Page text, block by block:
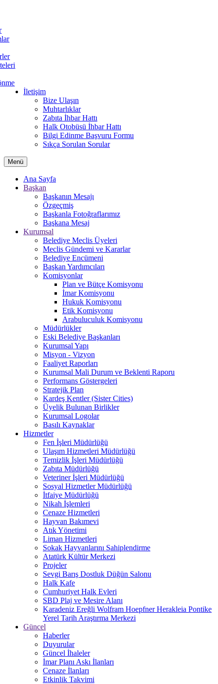
İletişim
Bize Ulaşın
Muhtarlıklar
Zabıta İhbar Hattı
Halk Otobüsü İhbar Hattı
Bilgi Edinme Başvuru Formu
Sıkça Sorulan Sorular
Menü
Ana Sayfa
Başkan
Başkanın Mesajı
Özgeçmiş
Başkanla Fotoğraflarımız
Başkana Mesaj
Kurumsal
Belediye Meclis Üyeleri
Meclis Gündemi ve Kararlar
Belediye Encümeni
Başkan Yardımcıları
Komisyonlar
Plan ve Bütçe Komisyonu
İmar Komisyonu
Hukuk Komisyonu
Etik Komisyonu
Arabuluculuk Komisyonu
Müdürlükler
Eski Belediye Başkanları
Kurumsal Yapı
Misyon - Vizyon
Faaliyet Raporları
Kurumsal Mali Durum ve Beklenti Raporu
Performans Göstergeleri
Stratejik Plan
Kardeş Kentler (Sister Cities)
Üyelik Bulunan Birlikler
Kurumsal Logolar
Basılı Kaynaklar
Hizmetler
Fen İşleri Müdürlüğü
Ulaşım Hizmetleri Müdürlüğü
Temizlik İşleri Müdürlüğü
Zabıta Müdürlüğü
Veteriner İşleri Müdürlüğü
Sosyal Hizmetler Müdürlüğü
İtfaiye Müdürlüğü
Nikah İşlemleri
Cenaze Hizmetleri
Hayvan Bakımevi
Atık Yönetimi
Liman Hizmetleri
Sokak Hayvanlarını Sahiplendirme
Atatürk Kültür Merkezi
Projeler
Sevgi Barış Dostluk Düğün Salonu
Halk Kafe
Cumhuriyet Halk Evleri
SBD Plaj ve Mesire Alanı
Karadeniz Ereğli Wolfram Hoepfner Herakleia Pontike
Yerel Tarih Araştırma Merkezi
Güncel
Haberler
Duyurular
Güncel İhaleler
İmar Planı Askı İlanları
Cenaze İlanları
Etkinlik Takvimi